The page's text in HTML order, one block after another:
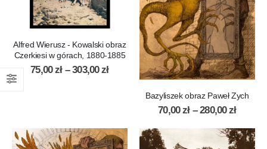
Alfred Wierusz - Kowalski obraz
Czerkiesi w górach, 1880-1885
75,00zł – 303,00zł
Bazyliszek obraz Paweł Zych
70,00zł – 280,00zł